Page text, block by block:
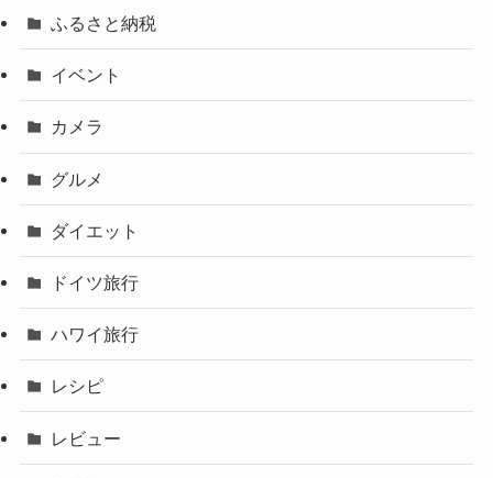
ふるさと納税
イベント
カメラ
グルメ
ダイエット
ドイツ旅行
ハワイ旅行
レシピ
レビュー